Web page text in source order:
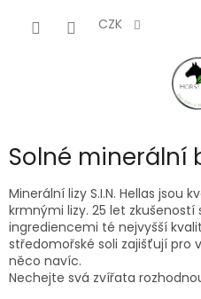
CZK
Solné minerální
Minerální lizy S.I.N. Hellas jsou
krmnými lizy. 25 let zkušeností
ingrediencemi té nejvyšší
středomořské soli zajišťují pro
něco navíc.
Nechejte svá zvířata